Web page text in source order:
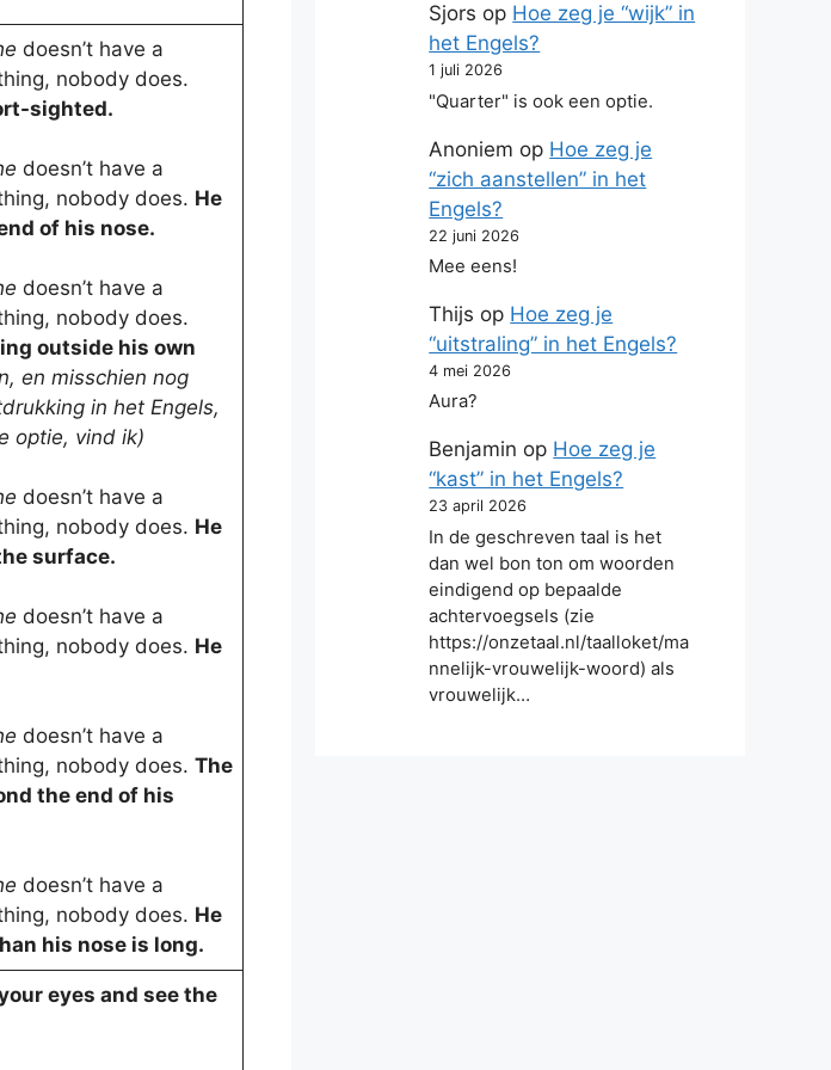
doesn’t have a
nobody does.
sighted.
doesn’t have a
nobody does. He
of his nose.
doesn’t have a
nobody does.
outside his own
en misschien nog
in het Engels,
optie, vind ik)
doesn’t have a
nobody does. He
surface.
doesn’t have a
nobody does. He
doesn’t have a
nobody does. The
the end of his
doesn’t have a
nobody does. He
his nose is long.
eyes and see the
Sjors op Hoe zeg je “wijk” in
het Engels?
1 juli 2026
"Quarter" is ook een optie.
Anoniem op Hoe zeg je
“zich aanstellen” in het
Engels?
22 juni 2026
Mee eens!
Thijs op Hoe zeg je
“uitstraling” in het Engels?
4 mei 2026
Aura?
Benjamin op Hoe zeg je
“kast” in het Engels?
23 april 2026
In de geschreven taal is het
dan wel bon ton om woorden
eindigend op bepaalde
achtervoegsels (zie
https://onzetaal.nl/taalloket/ma
nnelijk-vrouwelijk-woord) als
vrouwelijk…